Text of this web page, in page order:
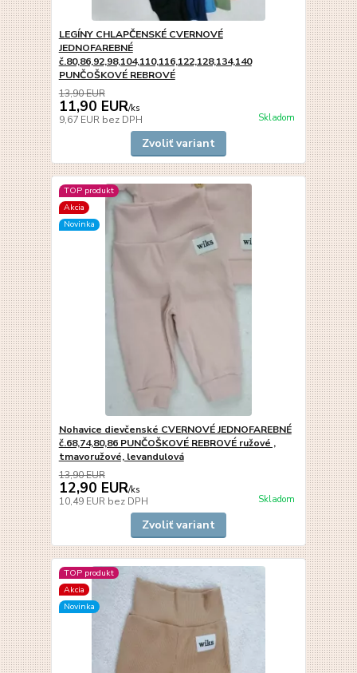
LEGÍNY CHLAPČENSKÉ CVERNOVÉ
JEDNOFAREBNÉ
č.80,86,92,98,104,110,116,122,128,134,140
PUNČOŠKOVÉ REBROVÉ
13,90 EUR
11,90 EUR/ks
9,67 EUR bez DPH Skladom
Zvoliť variant
TOP produkt
Akcia
Novinka
Nohavice dievčenské CVERNOVÉ JEDNOFAREBNÉ
č.68,74,80,86 PUNČOŠKOVÉ REBROVÉ ružové ,
tmavoružové, levandulová
13,90 EUR
12,90 EUR/ks
10,49 EUR bez DPH Skladom
Zvoliť variant
TOP produkt
Akcia
Novinka